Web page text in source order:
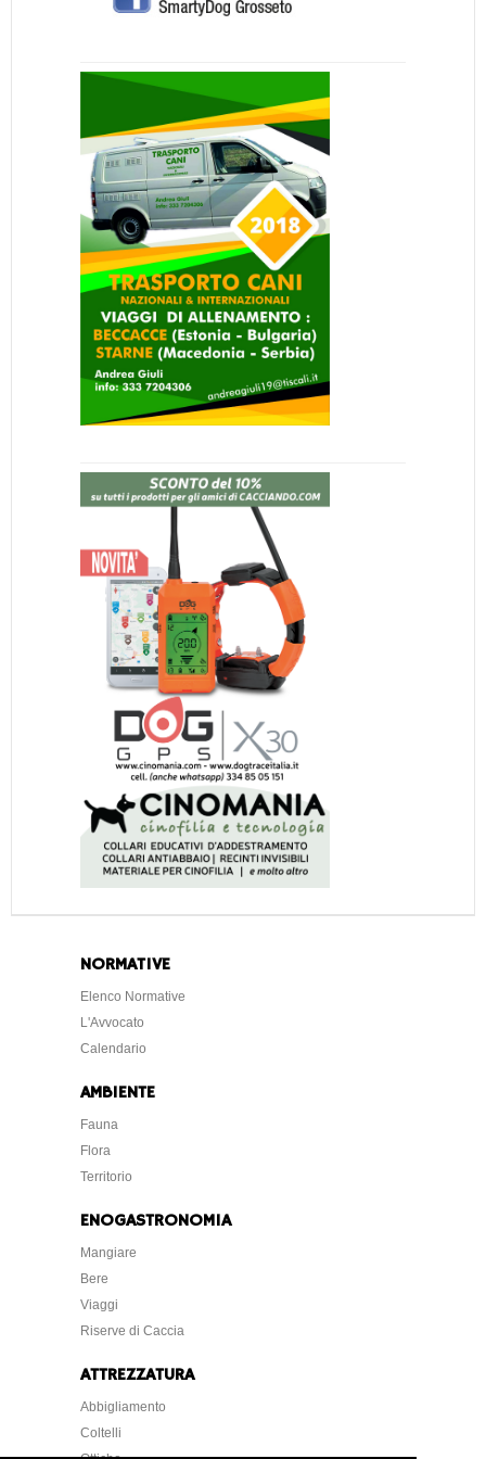
NORMATIVE
Elenco Normative
L'Avvocato
Calendario
AMBIENTE
Fauna
Flora
Territorio
ENOGASTRONOMIA
Mangiare
Bere
Viaggi
Riserve di Caccia
ATTREZZATURA
Abbigliamento
Coltelli